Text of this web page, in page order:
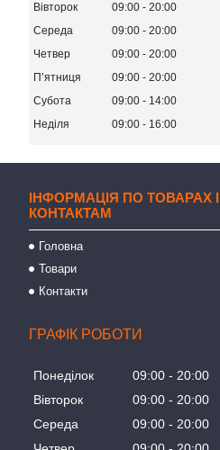
Вівторок
09:00
20:00
Середа
09:00
20:00
Четвер
09:00
20:00
Пʼятниця
09:00
20:00
Субота
09:00
14:00
Неділя
09:00 16:00
ІНФОРМАЦІЯ ПО ТОВАРАХ І
КОНТАКТАМ
Головна
Товари
Контакти
ГРАФІК РОБОТИ
Понеділок 09:00
20:00
Вівторок
09:00
20:00
Середа
09:00
20:00